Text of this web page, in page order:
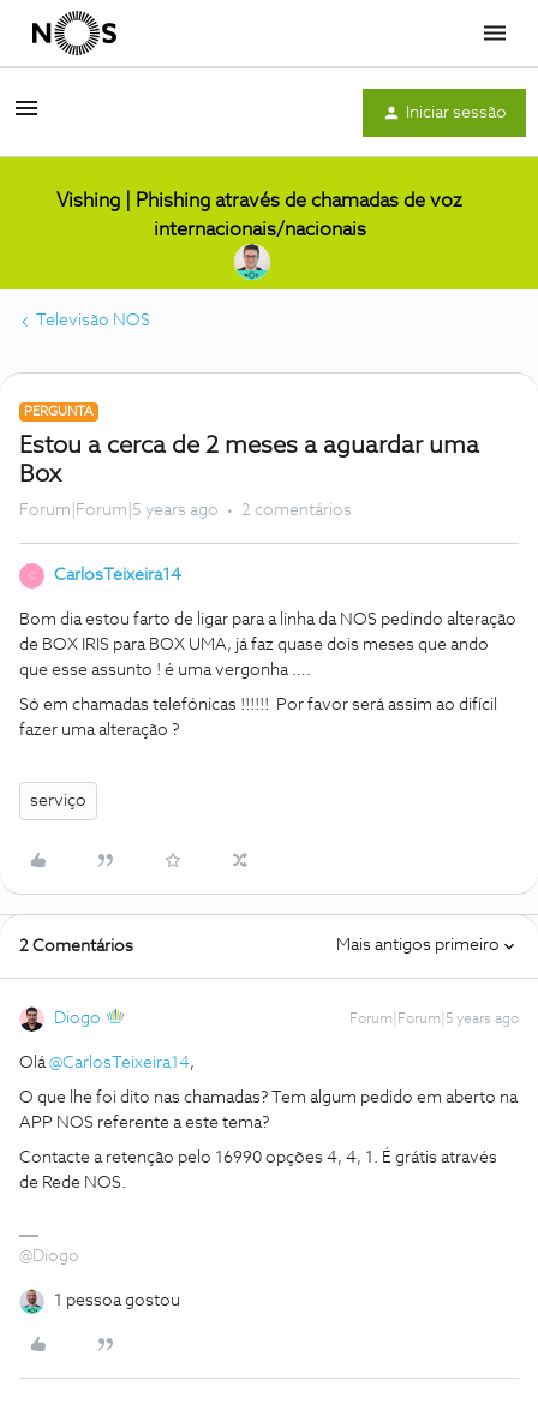
Menu
Iniciar sessão
Vishing | Phishing através de chamadas de voz
internacionais/nacionais
Televisão NOS
PERGUNTA
Estou a cerca de 2 meses a aguardar uma
Box
Forum|Forum|5 years ago 2 comentários
C CarlosTeixeira14
Bom dia estou farto de ligar para a linha da NOS pedindo alteração
de BOX IRIS para BOX UMA, já faz quase dois meses que ando
que esse assunto ! é uma vergonha ….
Só em chamadas telefónicas !!!!!! Por favor será assim ao difícil
fazer uma alteração ?
serviço
2 Comentários Mais antigos primeiro
Diogo Forum|Forum|5 years ago
Olá@CarlosTeixeira14,
O que lhe foi dito nas chamadas? Tem algum pedido em aberto na
APP NOS referente a este tema?
Contacte a retenção pelo 16990 opções 4, 4, 1. É grátis através
de Rede NOS.
@Diogo
1 pessoa gostou